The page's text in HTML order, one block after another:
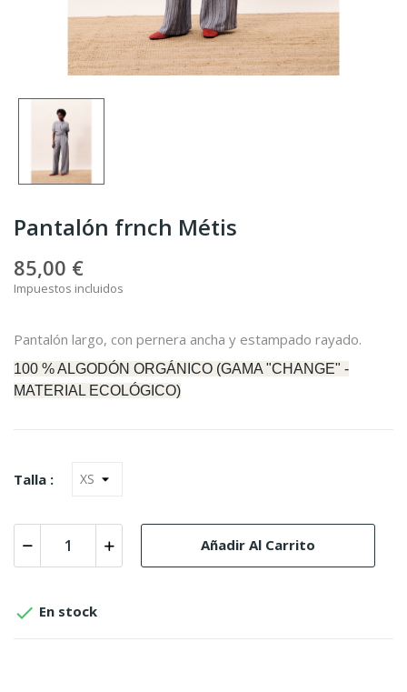
Pantalón frnch Métis
85,00 €
Impuestos incluidos
Pantalón largo, con pernera ancha y estampado rayado.
100 % ALGODÓN ORGÁNICO (GAMA "CHANGE" -
MATERIAL ECOLÓGICO)
Talla :
Añadir Al Carrito
 En stock